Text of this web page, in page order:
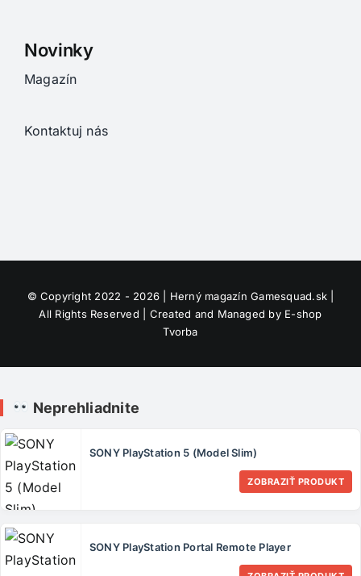
Novinky
Magazín
Kontaktuj nás
© Copyright 2022 - 2026 | Herný magazínGamesquad.sk
All Rights Reserved | Created and Managed by E-shop
Tvorba
Neprehliadnite
SONY PlayStation 5 (Model Slim)
ZOBRAZIŤ PRODUKT
SONY PlayStation Portal Remote Player